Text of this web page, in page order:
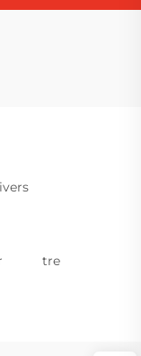
tre